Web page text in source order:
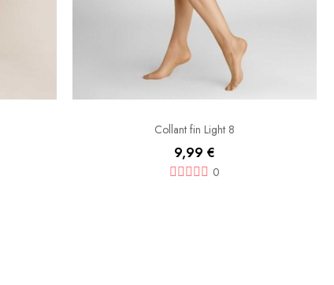
Collant fin Light 8
9,99 €
0